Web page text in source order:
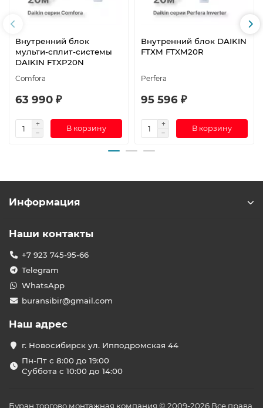
Внутренний блок
мульти-сплит-системы
DAIKIN FTXP20N
Comfora
63 990 ₽
В корзину
Внутренний блок DAIKIN
FTXM FTXM20R
Perfera
95 596 ₽
В корзину
Информация
Наши контакты
+7 923 745-95-66
Telegram
WhatsApp
buransibir@gmail.com
Наш адрес
г. Новосибирск ул. Ипподромская 44
Пн-Пт с 8:00 до 19:00
Суббота с 10:00 до 14:00
Буран торгово монтажная компания © 2009-2026 Все права